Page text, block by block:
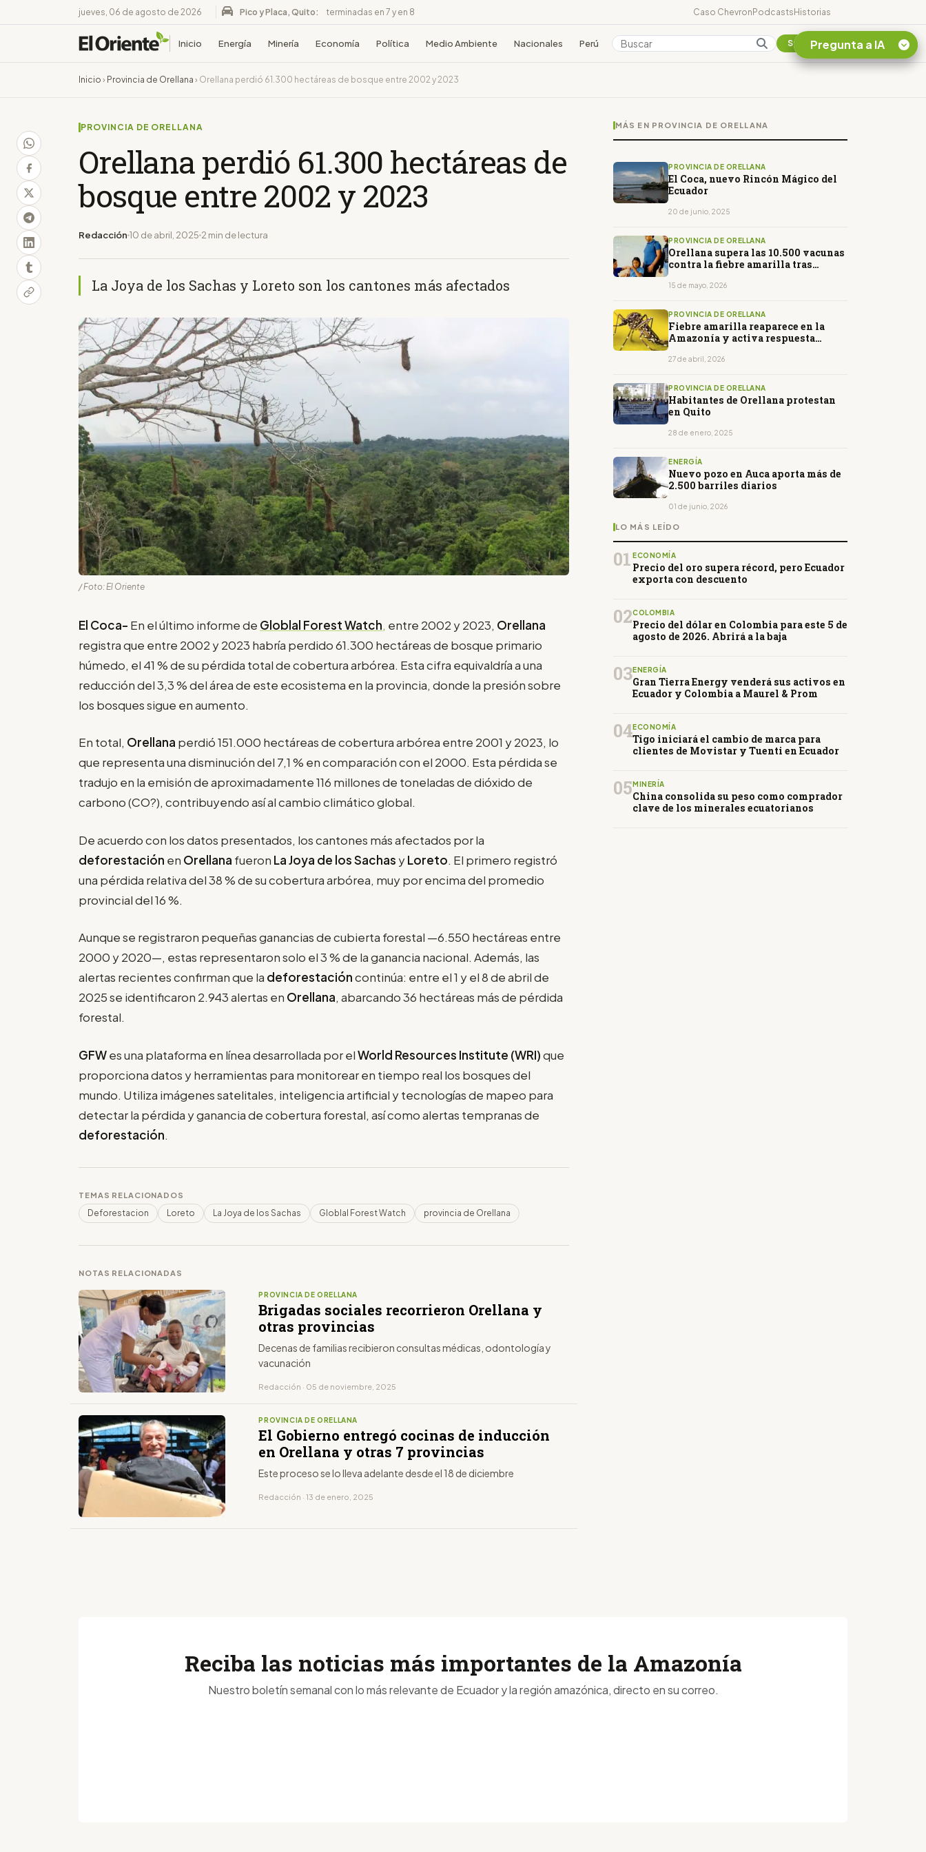
jueves, 06 de agosto de 2026 Pico y Placa, Quito: terminadas en 7 y en 8 Caso ChevronPodcastsHistorias
Inicio Energía Minería Economía Política Medio Ambiente Nacionales Perú Colombia Suscribirse
Inicio › Provincia de Orellana › Orellana perdió 61.300 hectáreas de bosque entre 2002 y 2023
PROVINCIA DE ORELLANA
Orellana perdió 61.300 hectáreas de
bosque entre 2002 y 2023
Redacción 10 de abril, 2025 2 min de lectura
La Joya de los Sachas y Loreto son los cantones más afectados
/ Foto: El Oriente
El Coca- En el último informe de Globlal Forest Watch, entre 2002 y 2023, Orellana
registra que entre 2002 y 2023 habría perdido 61.300 hectáreas de bosque primario
húmedo, el 41 % de su pérdida total de cobertura arbórea. Esta cifra equivaldría a una
reducción del 3,3 % del área de este ecosistema en la provincia, donde la presión sobre
los bosques sigue en aumento.
En total, Orellana perdió 151.000 hectáreas de cobertura arbórea entre 2001 y 2023, lo
que representa una disminución del 7,1 % en comparación con el 2000. Esta pérdida se
tradujo en la emisión de aproximadamente 116 millones de toneladas de dióxido de
carbono (CO?), contribuyendo así al cambio climático global.
De acuerdo con los datos presentados, los cantones más afectados por la
deforestación en Orellana fueron La Joya de los Sachas yLoreto. El primero registró
una pérdida relativa del 38 % de su cobertura arbórea, muy por encima del promedio
provincial del 16 %.
Aunque se registraron pequeñas ganancias de cubierta forestal —6.550 hectáreas entre
2000 y 2020—, estas representaron solo el 3 % de la ganancia nacional. Además, las
alertas recientes confirman que la deforestacióncontinúa: entre el 1 y el 8 de abril de
2025 se identificaron 2.943 alertas en Orellana, abarcando 36 hectáreas más de pérdida
forestal.
GFWes una plataforma en línea desarrollada por elWorld Resources Institute (WRI)que
proporciona datos y herramientas para monitorear en tiempo real los bosques del
mundo. Utiliza imágenes satelitales, inteligencia artificial y tecnologías de mapeo para
detectar la pérdida y ganancia de cobertura forestal, así como alertas tempranas de
deforestación.
TEMAS RELACIONADOS
Deforestacion Loreto La Joya de los Sachas Globlal Forest Watch provincia de Orellana
NOTAS RELACIONADAS
PROVINCIA DE ORELLANA
Brigadas sociales recorrieron Orellana y
otras provincias
Decenas de familias recibieron consultas médicas, odontología y
vacunación
Redacción · 05 de noviembre, 2025
PROVINCIA DE ORELLANA
El Gobierno entregó cocinas de inducción
en Orellana y otras 7 provincias
Este proceso se lo lleva adelante desde el 18 de diciembre
Redacción · 13 de enero, 2025
MÁS EN PROVINCIA DE ORELLANA
PROVINCIA DE ORELLANA
El Coca, nuevo Rincón Mágico del
Ecuador
20 de junio, 2025
PROVINCIA DE ORELLANA
Orellana supera las 10.500 vacunas
contra la fiebre amarilla tras
15 de mayo, 2026
PROVINCIA DE ORELLANA
Fiebre amarilla reaparece en la
Amazonía y activa respuesta
27 de abril, 2026
PROVINCIA DE ORELLANA
Habitantes de Orellana protestan
en Quito
28 de enero, 2025
ENERGÍA
Nuevo pozo en Auca aporta más de
2.500 barriles diarios
01 de junio, 2026
LO MÁS LEÍDO
01 ECONOMÍA
Precio del oro supera récord, pero Ecuador
exporta con descuento
02COLOMBIA
Precio del dólar en Colombia para este 5 de
agosto de 2026. Abrirá a la baja
03ENERGÍA
Gran Tierra Energy venderá sus activos en
Ecuador y Colombia a Maurel & Prom
04ECONOMÍA
Tigo iniciará el cambio de marca para
clientes de Movistar y Tuenti en Ecuador
05 MINERÍA
China consolida su peso como comprador
clave de los minerales ecuatorianos
Pregunta a IA
Reciba las noticias más importantes de la Amazonía
Nuestro boletín semanal con lo más relevante de Ecuador y la región amazónica, directo en su correo.